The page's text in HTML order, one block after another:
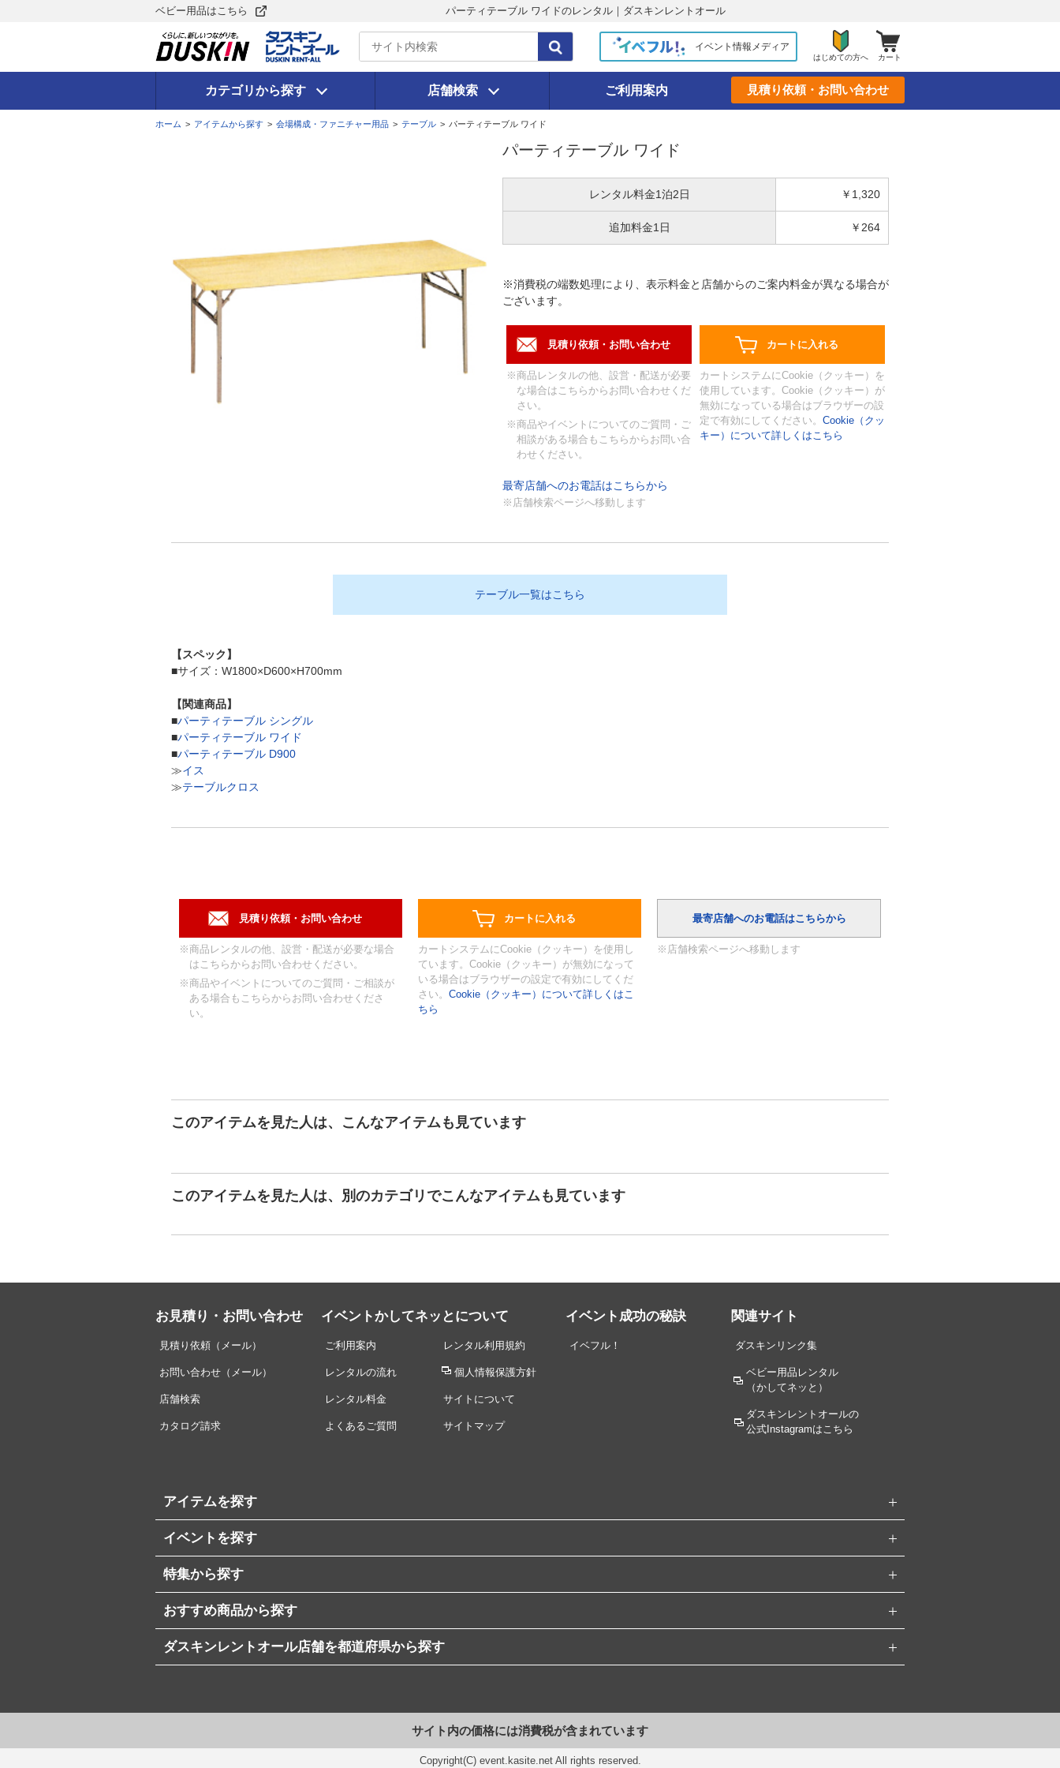
ベビー用品はこちら パーティテーブル ワイドのレンタル｜ダスキンレントオール
イベント情報メディア
はじめての方へ カート
カテゴリから探す 店舗検索 ご利用案内 見積り依頼・お問い合わせ
ホーム > アイテムから探す > 会場構成・ファニチャー用品 > テーブル > パーティテーブル ワイド
パーティテーブル ワイド
レンタル料金1泊2日 ￥1,320
追加料金1日 ￥264
※消費税の端数処理により、表示料金と店舗からのご案内料金が異なる場合が
ございます。
※商品レンタルの他、設営・配送が必要
な場合はこちらからお問い合わせくだ
さい。
※商品やイベントについてのご質問・ご
相談がある場合もこちらからお問い合
わせください。
カートシステムにCookie（クッキー）を
使用しています。Cookie（クッキー）が
無効になっている場合はブラウザーの設
定で有効にしてください。 Cookie（クッ
キー）について詳しくはこちら
最寄店舗へのお電話はこちらから
※店舗検索ページへ移動します
テーブル一覧はこちら
【スペック】
■サイズ：W1800×D600×H700mm
【関連商品】
■パーティテーブル シングル
■パーティテーブル ワイド
■パーティテーブル D900
≫イス
≫テーブルクロス
※商品レンタルの他、設営・配送が必要な場合
はこちらからお問い合わせください。
※商品やイベントについてのご質問・ご相談が
ある場合もこちらからお問い合わせくださ
い。
カートシステムにCookie（クッキー）を使用し
ています。Cookie（クッキー）が無効になって
いる場合はブラウザーの設定で有効にしてくだ
さい。 Cookie（クッキー）について詳しくはこ
ちら
※店舗検索ページへ移動します
このアイテムを見た人は、こんなアイテムも見ています
このアイテムを見た人は、別のカテゴリでこんなアイテムも見ています
お見積り・お問い合わせ
見積り依頼（メール）
お問い合わせ（メール）
店舗検索
カタログ請求
イベントかしてネッとについて
ご利用案内
レンタルの流れ
レンタル料金
よくあるご質問
レンタル利用規約
個人情報保護方針
サイトについて
サイトマップ
イベント成功の秘訣
イベフル！
関連サイト
ダスキンリンク集
ベビー用品レンタル
（かしてネッと）
ダスキンレントオールの
公式Instagramはこちら
アイテムを探す
イベントを探す
特集から探す
おすすめ商品から探す
ダスキンレントオール店舗を都道府県から探す
サイト内の価格には消費税が含まれています
Copyright(C) event.kasite.net All rights reserved.